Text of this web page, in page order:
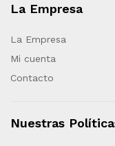
La Empresa
La Empresa
Mi cuenta
Contacto
Nuestras